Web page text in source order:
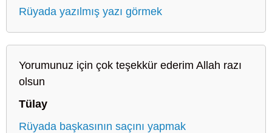
Rüyada yazılmış yazı görmek
Yorumunuz için çok teşekkür ederim Allah razı
olsun
Tülay
Rüyada başkasının saçını yapmak